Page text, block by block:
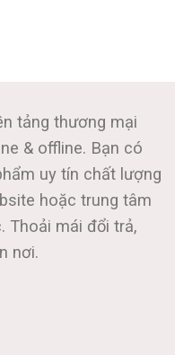
tảng thương mại
& offline. Bạn có
uy tín chất lượng
hoặc trung tâm
Thoải mái đổi trả,
nơi.